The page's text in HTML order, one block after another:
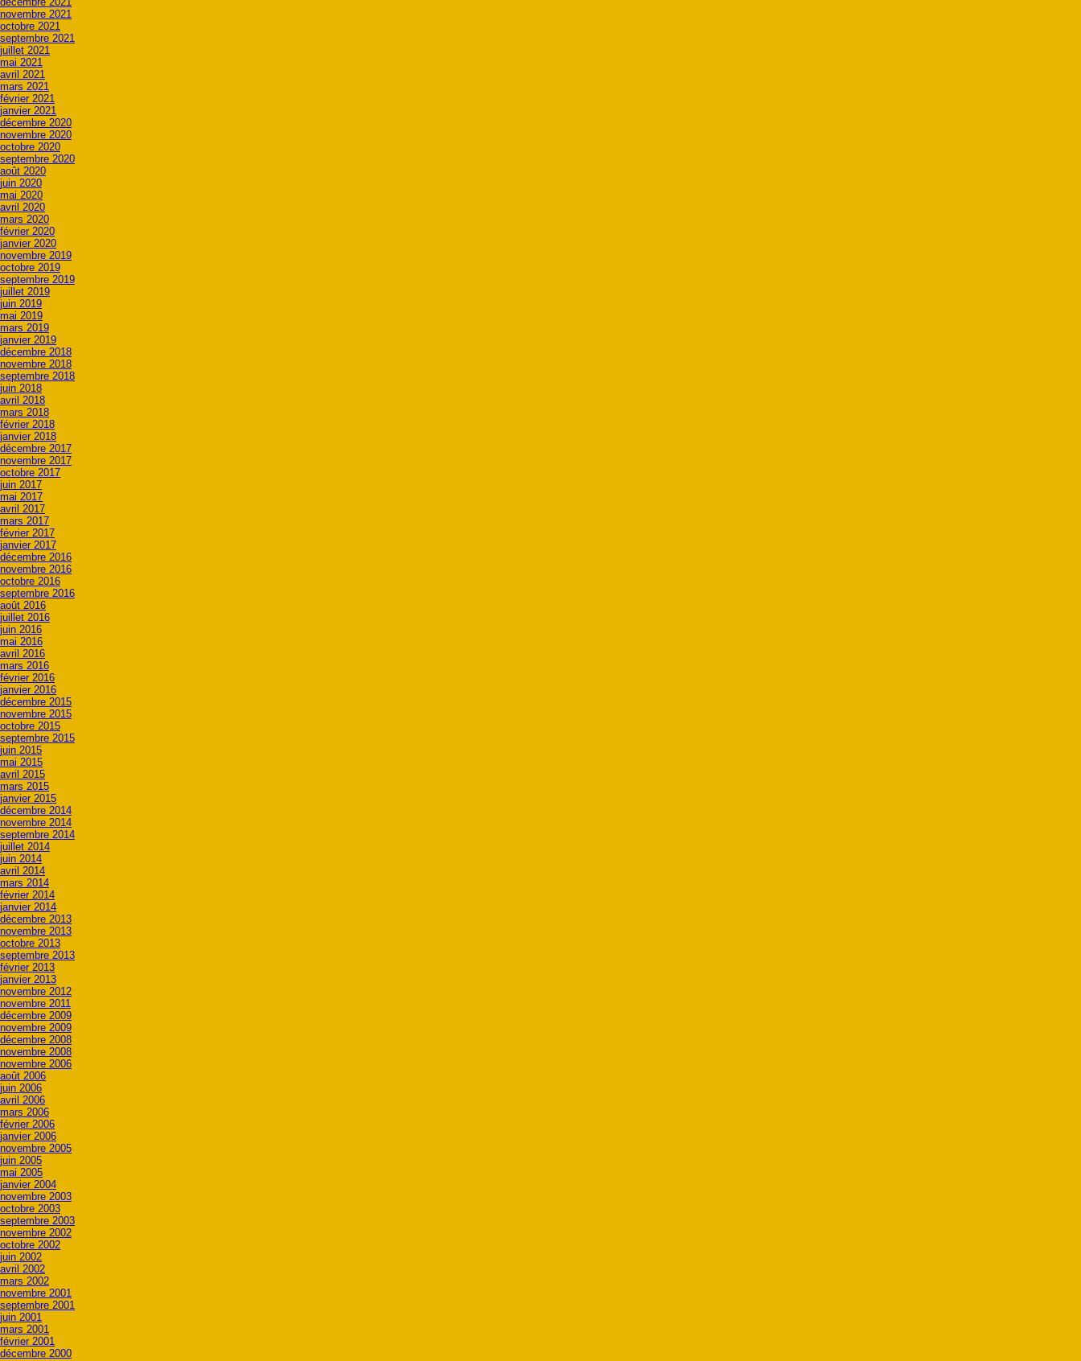
novembre 2021
octobre 2021
septembre 2021
juillet 2021
mai 2021
avril 2021
mars 2021
février 2021
janvier 2021
décembre 2020
novembre 2020
octobre 2020
septembre 2020
août 2020
juin 2020
mai 2020
avril 2020
mars 2020
février 2020
janvier 2020
novembre 2019
octobre 2019
septembre 2019
juillet 2019
juin 2019
mai 2019
mars 2019
janvier 2019
décembre 2018
novembre 2018
septembre 2018
juin 2018
avril 2018
mars 2018
février 2018
janvier 2018
décembre 2017
novembre 2017
octobre 2017
juin 2017
mai 2017
avril 2017
mars 2017
février 2017
janvier 2017
décembre 2016
novembre 2016
octobre 2016
septembre 2016
août 2016
juillet 2016
juin 2016
mai 2016
avril 2016
mars 2016
février 2016
janvier 2016
décembre 2015
novembre 2015
octobre 2015
septembre 2015
juin 2015
mai 2015
avril 2015
mars 2015
janvier 2015
décembre 2014
novembre 2014
septembre 2014
juillet 2014
juin 2014
avril 2014
mars 2014
février 2014
janvier 2014
décembre 2013
novembre 2013
octobre 2013
septembre 2013
février 2013
janvier 2013
novembre 2012
novembre 2011
décembre 2009
novembre 2009
décembre 2008
novembre 2008
novembre 2006
août 2006
juin 2006
avril 2006
mars 2006
février 2006
janvier 2006
novembre 2005
juin 2005
mai 2005
janvier 2004
novembre 2003
octobre 2003
septembre 2003
novembre 2002
octobre 2002
juin 2002
avril 2002
mars 2002
novembre 2001
septembre 2001
juin 2001
mars 2001
février 2001
décembre 2000